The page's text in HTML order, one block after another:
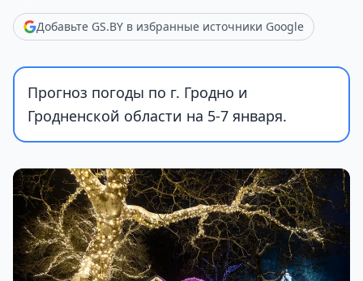
Добавьте GS.BY в избранные источники Google
Прогноз погоды по г. Гродно и
Гродненской области на 5-7 января.